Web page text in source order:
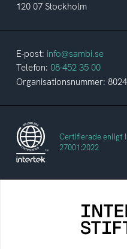
120 07 Stockholm
E-post: info@sambi.se
Telefon: 08-452 35 00
Organisationsnummer:
Certifierade enligt
27001:2022
Internetstiftelsen
bidrar positivt till